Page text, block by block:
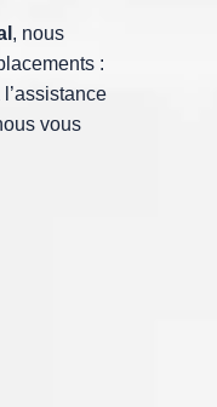
, nous
:
vous